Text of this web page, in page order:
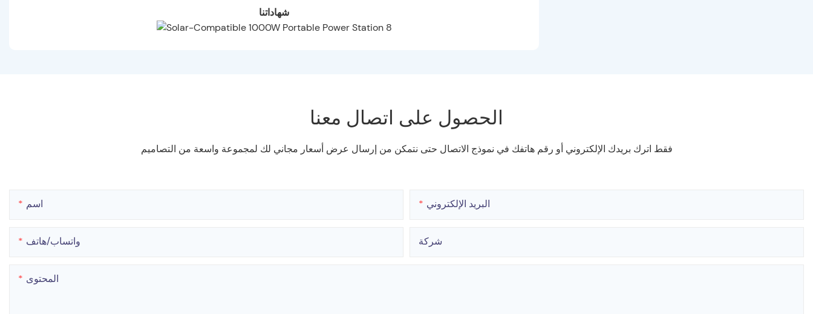
شهاداتنا
الحصول على اتصال معنا
فقط اترك بريدك الإلكتروني أو رقم هاتفك في نموذج الاتصال حتى نتمكن من إرسال عرض أسعار مجاني لك لمجموعة واسعة من التصاميم
اسم البريد الإلكتروني
واتساب/هاتف شركة
المحتوى